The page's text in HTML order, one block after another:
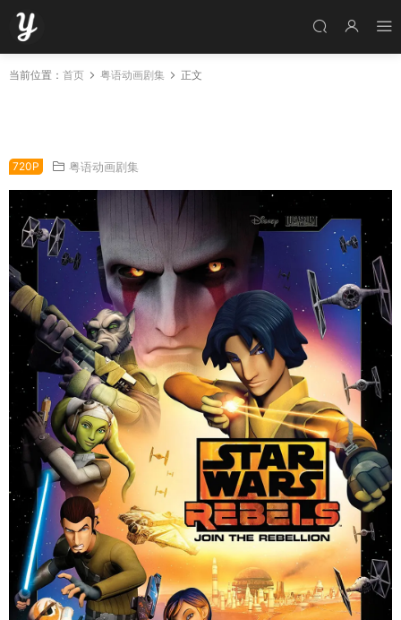
当前位置： 首页 粤语动画剧集 正文
720P 粤语动画剧集